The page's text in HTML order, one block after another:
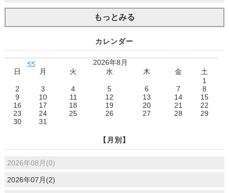
もっとみる
カレンダー
<<
2026年8月
日
月 火 水 木 金
土
1
2
3 4 5 6 7
8
9
10 11 12 13 14
15
16
17 18 19 20 21
22
23
24 25 26 27 28
29
30
31
【月別】
2026年08月(0)
2026年07月(2)